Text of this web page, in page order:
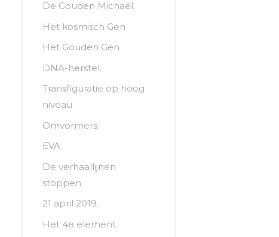
De Gouden Michaël.
Het kosmisch Gen
Het Gouden Gen
DNA-herstel.
Transfiguratie op hoog
niveau
Omvormers.
EVA.
De verhaallijnen
stoppen.
21 april 2019.
Het 4e element.